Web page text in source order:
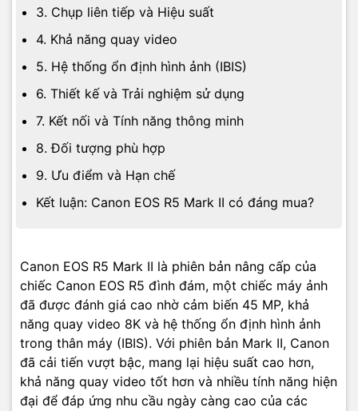
3. Chụp liên tiếp và Hiệu suất
4. Khả năng quay video
5. Hệ thống ổn định hình ảnh (IBIS)
6. Thiết kế và Trải nghiệm sử dụng
7. Kết nối và Tính năng thông minh
8. Đối tượng phù hợp
9. Ưu điểm và Hạn chế
Kết luận: Canon EOS R5 Mark II có đáng mua?
Canon EOS R5 Mark II là phiên bản nâng cấp của
chiếc Canon EOS R5 đình đám, một chiếc máy ảnh
đã được đánh giá cao nhờ cảm biến 45 MP, khả
năng quay video 8K và hệ thống ổn định hình ảnh
trong thân máy (IBIS). Với phiên bản Mark II, Canon
đã cải tiến vượt bậc, mang lại hiệu suất cao hơn,
khả năng quay video tốt hơn và nhiều tính năng hiện
đại để đáp ứng nhu cầu ngày càng cao của các